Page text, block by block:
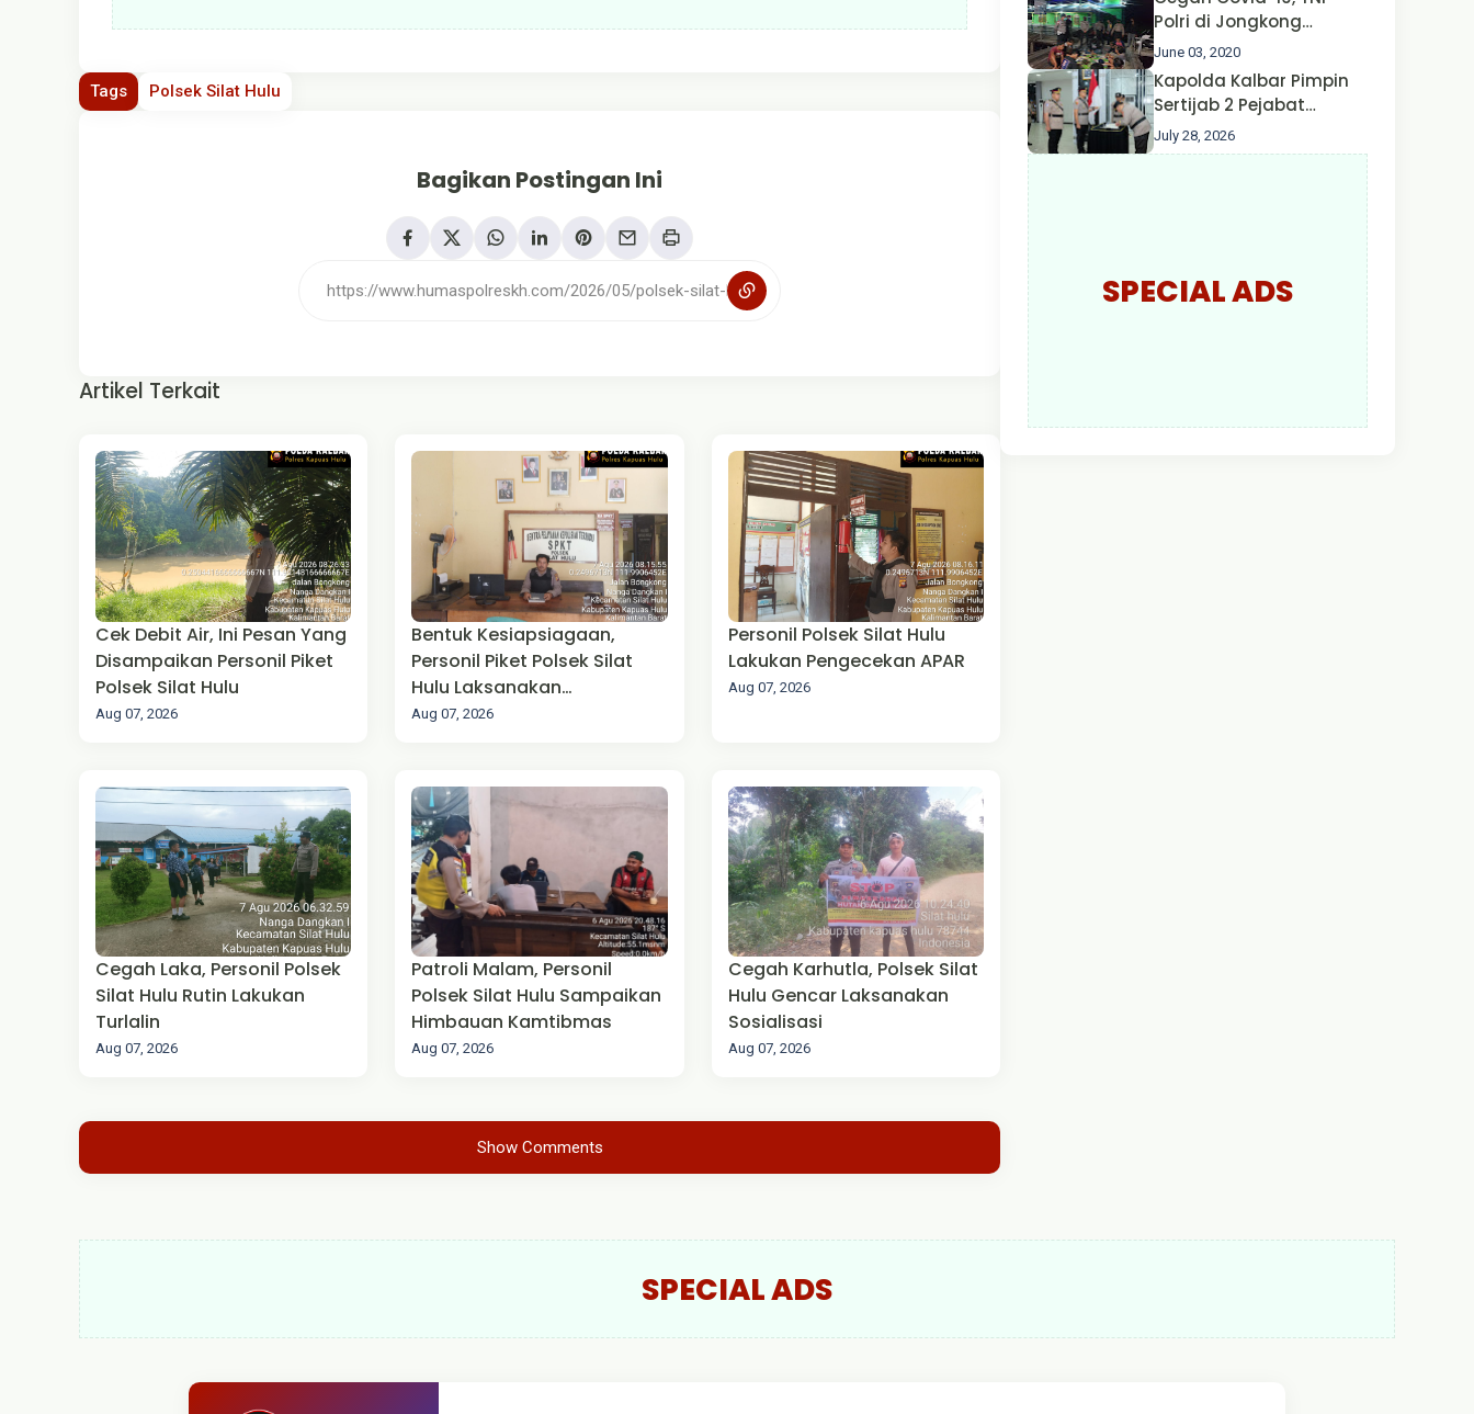
Tags Polsek Silat Hulu
Bagikan Postingan Ini
Artikel Terkait
Cek Debit Air, Ini Pesan Yang
Disampaikan Personil Piket
Polsek Silat Hulu
Aug 07, 2026
Bentuk Kesiapsiagaan,
Personil Piket Polsek Silat
Hulu Laksanakan
Pengamanan Mako
Aug 07, 2026
Personil Polsek Silat Hulu
Lakukan Pengecekan APAR
Aug 07, 2026
Cegah Laka, Personil Polsek
Silat Hulu Rutin Lakukan
Turlalin
Aug 07, 2026
Patroli Malam, Personil
Polsek Silat Hulu Sampaikan
Himbauan Kamtibmas
Aug 07, 2026
Cegah Karhutla, Polsek Silat
Hulu Gencar Laksanakan
Sosialisasi
Aug 07, 2026
Show Comments
Polri di Jongkong
Himbau Masyarakat
Jangan Kumpul Hinga
Larut Malam.
June 03, 2020
Kapolda Kalbar Pimpin
Sertijab 2 Pejabat
Utama dan 7 Kapolres,
AKBP Wisnu Perdana
July 28, 2026
SPECIAL ADS
SPECIAL ADS